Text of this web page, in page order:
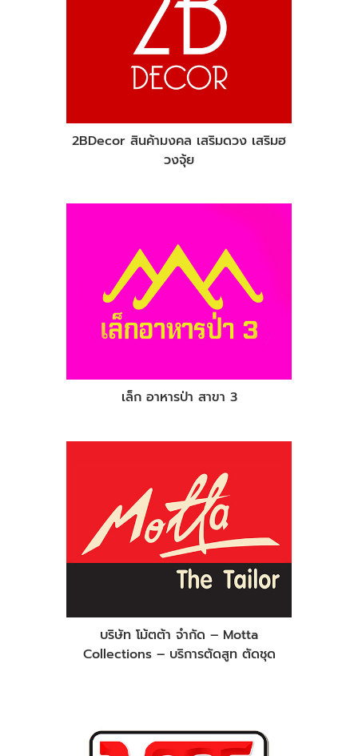
2BDecor สินค้ามงคล เสริมดวง เสริมฮ
วงจุ้ย
เล็ก อาหารป่า สาขา 3
บริษัท โม้ตต้า จำกัด – Motta
Collections – บริการตัดสูท ตัดชุด